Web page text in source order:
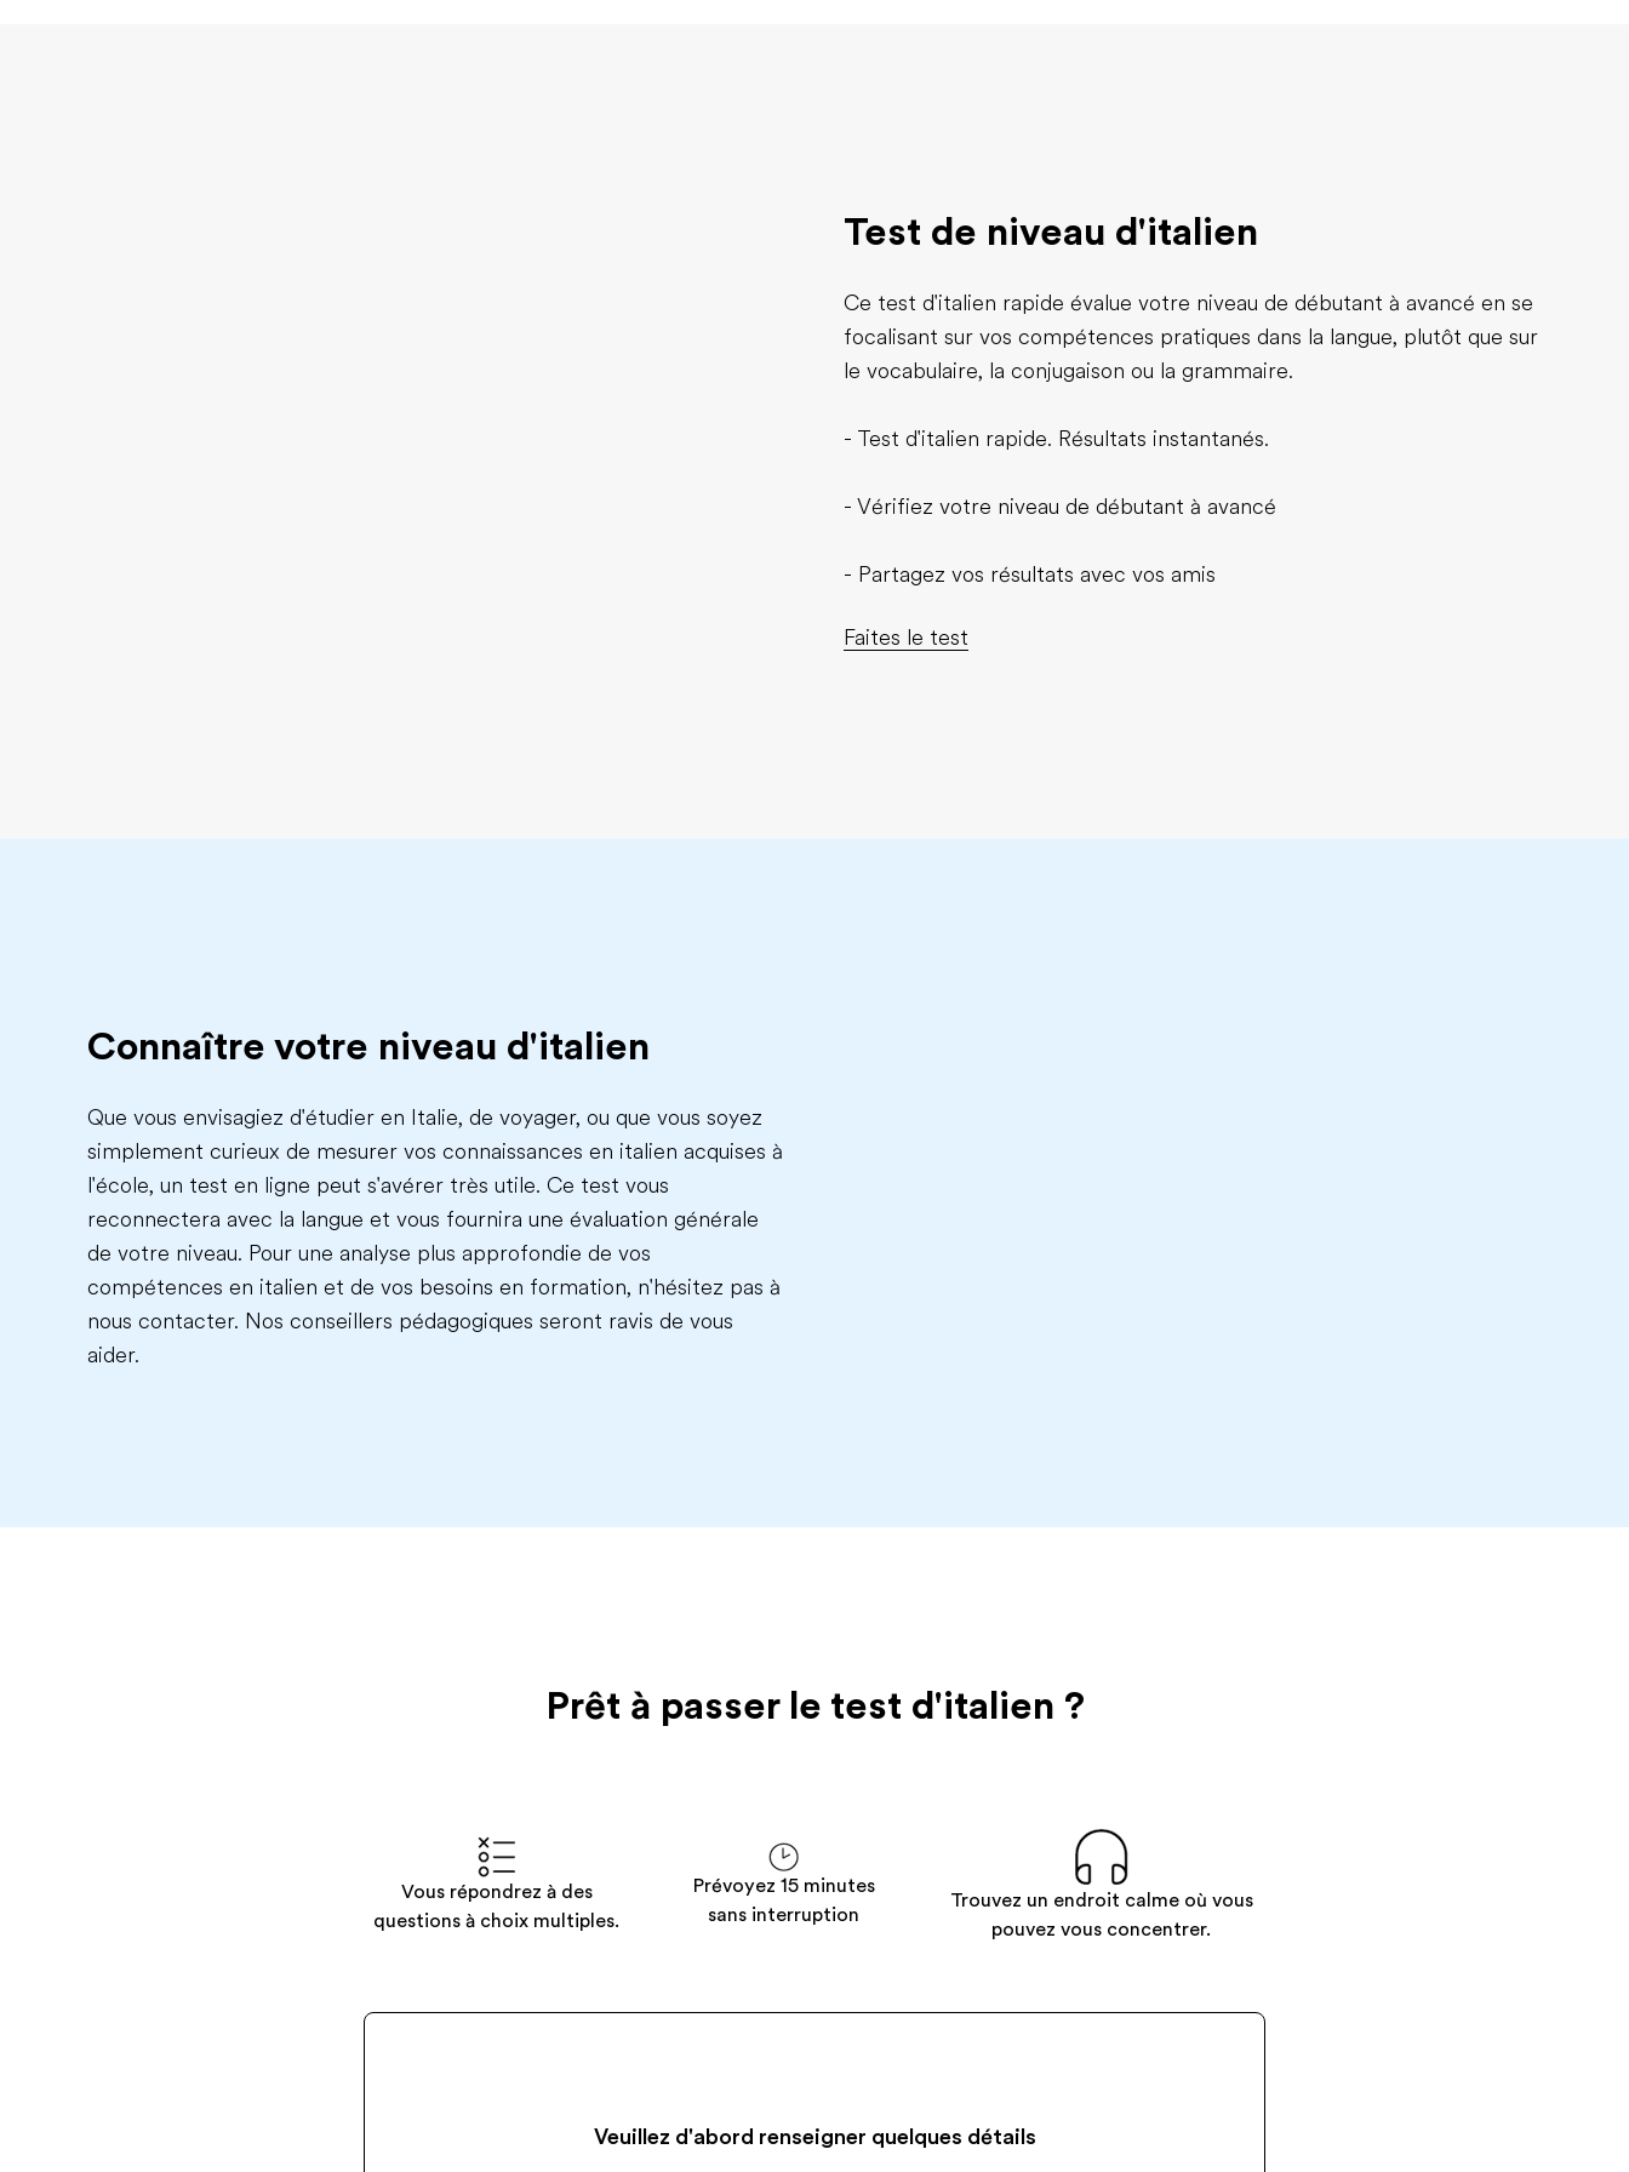
Test de niveau d'italien
Ce test d'italien rapide évalue votre niveau de débutant à avancé en se
focalisant sur vos compétences pratiques dans la langue, plutôt que sur
le vocabulaire, la conjugaison ou la grammaire.
- Test d'italien rapide. Résultats instantanés.
- Vérifiez votre niveau de débutant à avancé
- Partagez vos résultats avec vos amis
Faites le test
Connaître votre niveau d'italien
Que vous envisagiez d'étudier en Italie, de voyager, ou que vous soyez
simplement curieux de mesurer vos connaissances en italien acquises à
l'école, un test en ligne peut s'avérer très utile. Ce test vous
reconnectera avec la langue et vous fournira une évaluation générale
de votre niveau. Pour une analyse plus approfondie de vos
compétences en italien et de vos besoins en formation, n'hésitez pas à
nous contacter. Nos conseillers pédagogiques seront ravis de vous
aider.
Prêt à passer le test d'italien ?
Vous répondrez à des
questions à choix multiples.
Prévoyez 15 minutes
sans interruption
Trouvez un endroit calme où vous
pouvez vous concentrer.
Veuillez d'abord renseigner quelques détails